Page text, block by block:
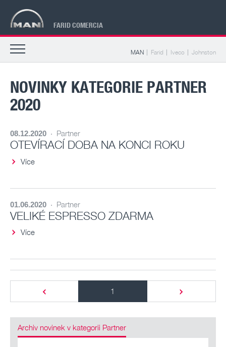
FARID COMERCIA
MAN Farid Iveco Johnston
NOVINKY KATEGORIE PARTNER
2020
08.12.2020 · Partner
OTEVÍRACÍ DOBA NA KONCI ROKU
Více
01.06.2020 · Partner
VELIKÉ ESPRESSO ZDARMA
Více
1
Archiv novinek v kategorii Partner